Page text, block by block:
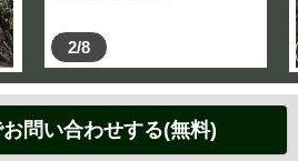
2/8
お問い合わせする(無料)